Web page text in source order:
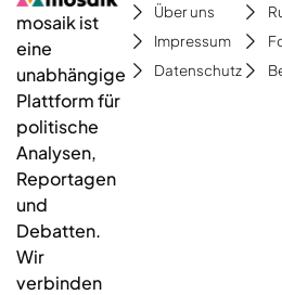
mosaik ist
eine
unabhängige
Plattform für
politische
Analysen,
Reportagen
und
Debatten.
Wir
verbinden
Über uns
Impressum
Datenschutz